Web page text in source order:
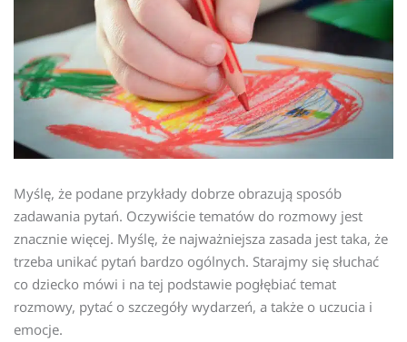
Myślę, że podane przykłady dobrze obrazują sposób
zadawania pytań. Oczywiście tematów do rozmowy jest
znacznie więcej. Myślę, że najważniejsza zasada jest taka, że
trzeba unikać pytań bardzo ogólnych. Starajmy się słuchać
co dziecko mówi i na tej podstawie pogłębiać temat
rozmowy, pytać o szczegóły wydarzeń, a także o uczucia i
emocje.